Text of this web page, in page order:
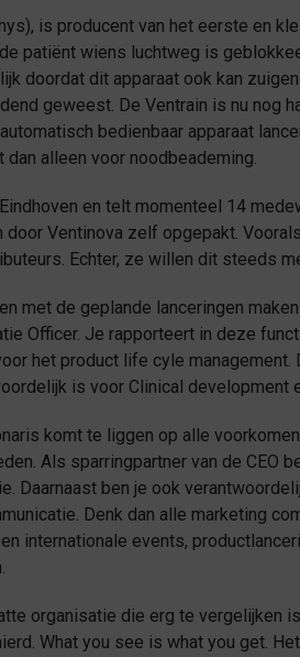
is producent van het eerste en
patiënt wiens luchtweg is
doordat dit apparaat ook kan
geweest. De Ventrain is nu nog
bedienbaar apparaat
alleen voor noodbeademing.
en telt momenteel 14
Ventinova zelf opgepakt.
Echter, ze willen dit steeds
met de geplande lanceringen
Officer. Je rapporteert in deze
het product life cyle management.
is voor Clinical development
komt te liggen op alle
Als sparringpartner van de CEO
Daarnaast ben je ook
Denk dan alle marketing
internationale events,
organisatie die erg te vergelijken
What you see is what you get.